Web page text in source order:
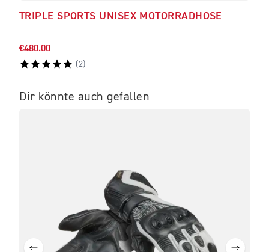
TRIPLE SPORTS UNISEX MOTORRADHOSE
€480.00
(2)
Dir könnte auch gefallen